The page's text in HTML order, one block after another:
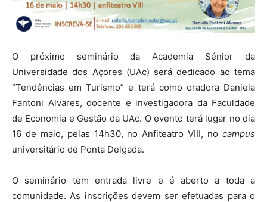
O próximo seminário da Academia Sénior da
Universidade dos Açores (UAc) será dedicado ao tema
“Tendências em Turismo” e terá como oradora Daniela
Fantoni Alvares, docente e investigadora da Faculdade
de Economia e Gestão da UAc. O evento terá lugar no dia
16 de maio, pelas 14h30, no Anfiteatro VIII, no campus
universitário de Ponta Delgada.
O seminário tem entrada livre e é aberto a toda a
comunidade. As inscrições devem ser efetuadas para o